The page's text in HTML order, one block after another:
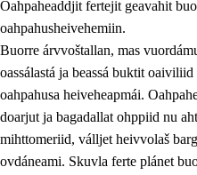
Oahpaheaddjit fertejit geavahit
oahpahusheivehemiin.
Buorre árvvoštallan, mas
oassálastá ja beassá buktit
oahpahusa heiveheapmái.
doarjut ja bagadallat ohppiid nu
mihttomeriid, válljet heivvolaš
ovdáneami. Skuvla ferte plánet